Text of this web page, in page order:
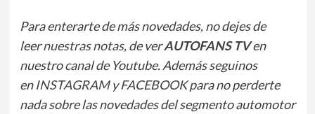
Para enterarte de más novedades, no dejes de
leernuestras notas, de ver AUTOFANS TVen
nuestro canal de Youtube. Además seguinos
enINSTAGRAMyFACEBOOKpara no perderte
nada sobre las novedades del segmento automotor